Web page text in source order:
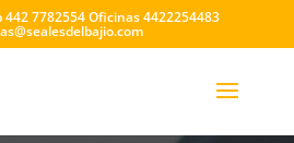
7782554 Oficinas 4422254483